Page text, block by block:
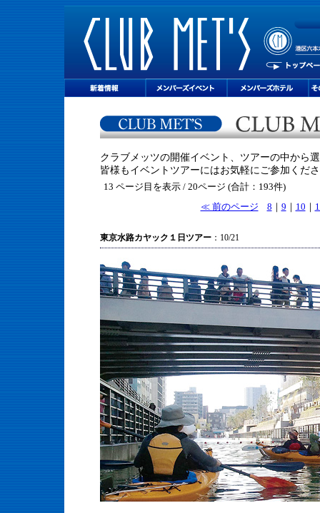
クラブメッツの開催イベント、ツアーの中から
皆様もイベントツアーにはお気軽にご参加くだ
13 ページ目を表示 / 20ページ (合計：193件)
≪ 前のページ
8 ｜ 9 ｜ 10 ｜
東京水路カヤック１日ツアー ：10/21